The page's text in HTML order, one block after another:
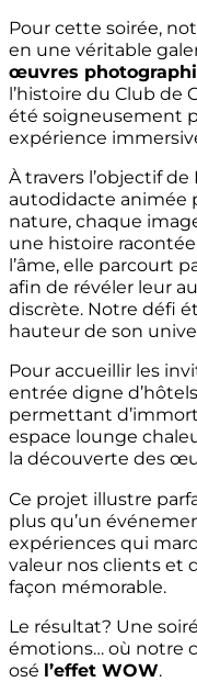
Pour cette soirée,
en une véritable
œuvres
l’histoire du Club de
été soigneusement
expérience
À travers l’objectif
autodidacte animée
nature, chaque
une histoire
l’âme, elle parcourt
afin de révéler leur
discrète. Notre défi
hauteur de son
Pour accueillir les
entrée digne
permettant
espace lounge
la découverte des
Ce projet illustre
plus qu’un
expériences qui
valeur nos clients et
façon mémorable.
Le résultat? Une
émotions… où notre
osé l’effet WOW.